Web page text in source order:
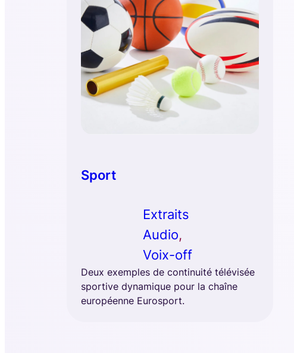
Sport
Extraits
Audio
Voix-off
Deux exemples de continuité télévisée
sportive dynamique pour la chaîne
européenne Eurosport.